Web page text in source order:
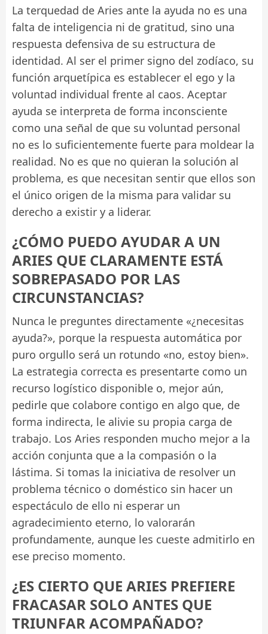
La terquedad de Aries ante la ayuda no es una
falta de inteligencia ni de gratitud, sino una
respuesta defensiva de su estructura de
identidad. Al ser el primer signo del zodíaco, su
función arquetípica es establecer el ego y la
voluntad individual frente al caos. Aceptar
ayuda se interpreta de forma inconsciente
como una señal de que su voluntad personal
no es lo suficientemente fuerte para moldear la
realidad. No es que no quieran la solución al
problema, es que necesitan sentir que ellos son
el único origen de la misma para validar su
derecho a existir y a liderar.
¿CÓMO PUEDO AYUDAR A UN
ARIES QUE CLARAMENTE ESTÁ
SOBREPASADO POR LAS
CIRCUNSTANCIAS?
Nunca le preguntes directamente «¿necesitas
ayuda?», porque la respuesta automática por
puro orgullo será un rotundo «no, estoy bien».
La estrategia correcta es presentarte como un
recurso logístico disponible o, mejor aún,
pedirle que colabore contigo en algo que, de
forma indirecta, le alivie su propia carga de
trabajo. Los Aries responden mucho mejor a la
acción conjunta que a la compasión o la
lástima. Si tomas la iniciativa de resolver un
problema técnico o doméstico sin hacer un
espectáculo de ello ni esperar un
agradecimiento eterno, lo valorarán
profundamente, aunque les cueste admitirlo en
ese preciso momento.
¿ES CIERTO QUE ARIES PREFIERE
FRACASAR SOLO ANTES QUE
TRIUNFAR ACOMPAÑADO?